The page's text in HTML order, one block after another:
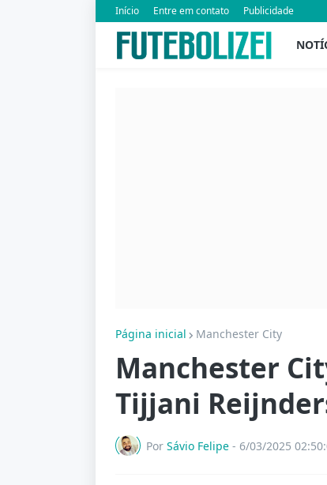
Início Entre em contato Publicidade
Página inicial Manchester City
Manchester
Tijjani
Por Sávio Felipe - 6/03/2025